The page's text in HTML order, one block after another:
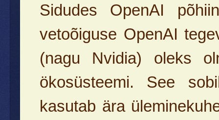
Sidudes OpenAI
vetoõiguse OpenAI
(nagu Nvidia) oleks
ökosüsteemi. See
kasutab ära